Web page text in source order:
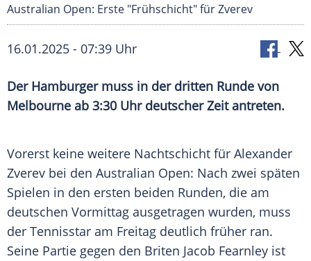
Australian Open: Erste "Frühschicht" für Zverev
16.01.2025 - 07:39 Uhr
Der Hamburger muss in der dritten Runde von
Melbourne ab 3:30 Uhr deutscher Zeit antreten.
Vorerst keine weitere Nachtschicht für Alexander
Zverev bei den Australian Open: Nach zwei späten
Spielen in den ersten beiden Runden, die am
deutschen Vormittag ausgetragen wurden, muss
der Tennisstar am Freitag deutlich früher ran.
Seine Partie gegen den Briten Jacob Fearnley ist